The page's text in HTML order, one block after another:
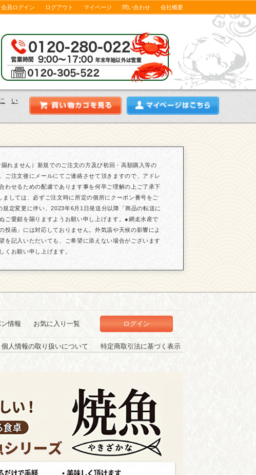
会社概要
問い合わせ
マイページ
ログアウト
会員ログイン
い
れません）新規でのご注文の方及び初回・高額購入等の
ご注文後にメールにてご連絡させて頂きますので、アドレ
わせるための配慮であります事を何卒ご理解の上ご了承下
しては、必ずご注文時に所定の個所にクーポン番号をご
定変更に伴い、2023年6月1日発送分以降「商品の転送に
ご愛顧を賜りますようお願い申し上げます。●網走水産で
函」には対応しておりません。外気温や天候の影響によ
を記入いただいても、ご希望に添えない場合がございます
くお願い申し上げます。
情報 お気に入り一覧 ログイン
個人情報の取り扱いについて 特定商取引法に基づく表示